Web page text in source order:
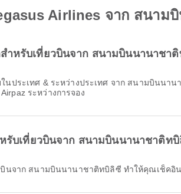
Airlines จาก สนาม
หรับเที่ยวบินจาก สนามบินนานาชา
ระหว่างการจอง
รับเที่ยวบินจาก สนามบินนานาชาติท
บินจาก สนามบินนานาชาติทบิลิซี ทำให้คุณเช็ค